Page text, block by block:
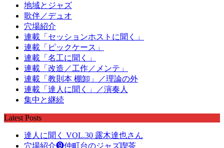
地域とジャズ
歌伴／デュオ
穴場紹介
連載「セッションホストに聞く」
連載「ピックケース」
連載「名工に聞く」
連載「改造／工作／メンテ」
連載「教則本 棚卸」／理論の外
連載「達人に聞く」／演奏人
集中と継続
Latest Posts
達人に聞く VOL.30 露木達也さん
穴場紹介❾仲町台のジャズ喫茶